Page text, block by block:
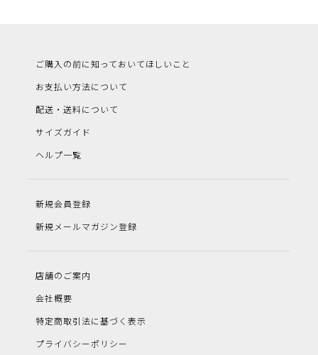
ご購入の前に知っておいてほしいこと
お支払い方法について
配送・送料について
サイズガイド
ヘルプ一覧
新規会員登録
新規メールマガジン登録
店舗のご案内
会社概要
特定商取引法に基づく表示
プライバシーポリシー